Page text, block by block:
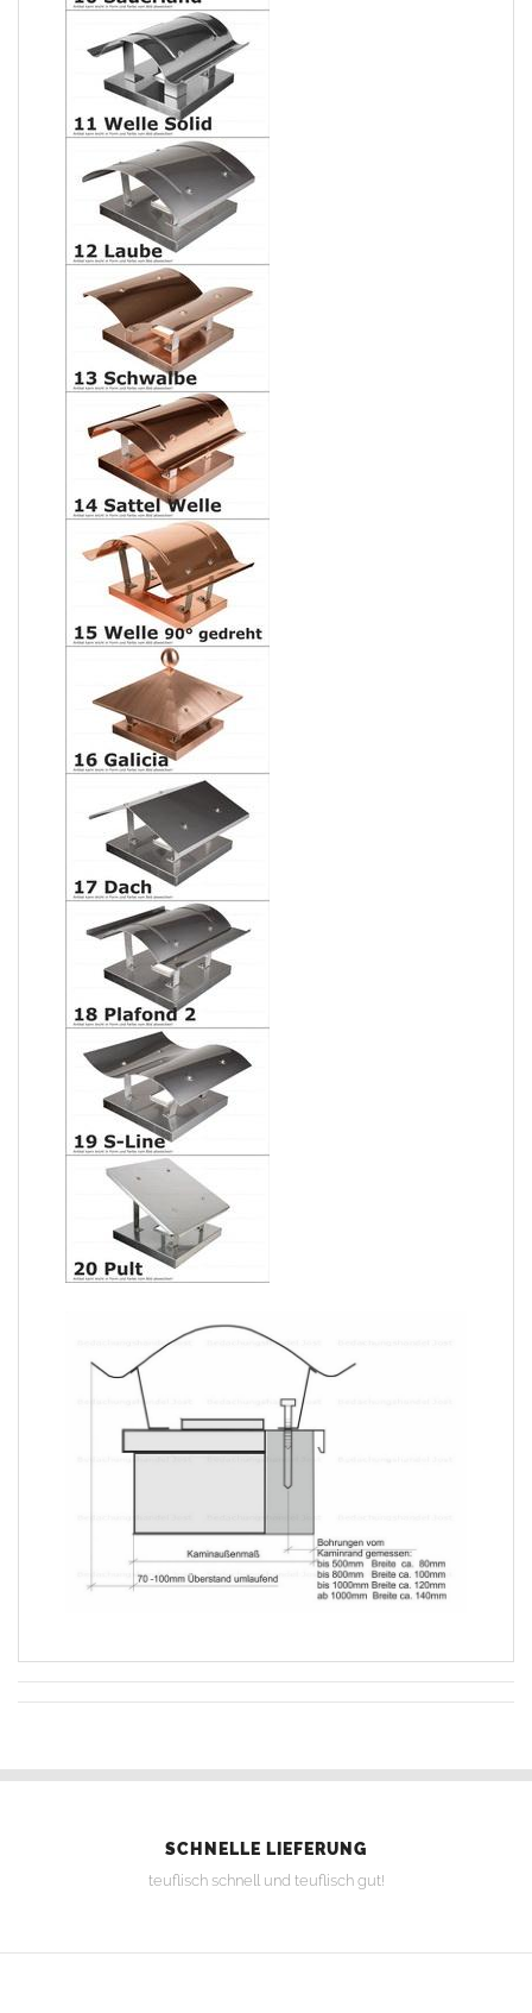
SCHNELLE LIEFERUNG
teuflisch schnell und teuflisch gut!